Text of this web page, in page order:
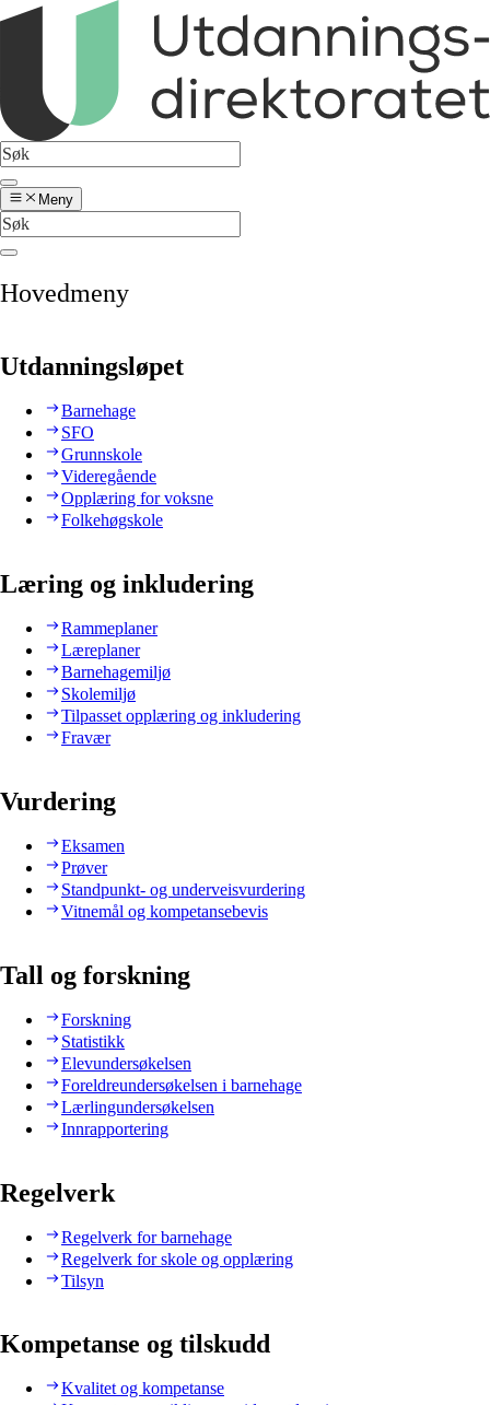
Meny
Hovedmeny
Utdanningsløpet
Barnehage
SFO
Grunnskole
Videregående
Opplæring for voksne
Folkehøgskole
Læring og inkludering
Rammeplaner
Læreplaner
Barnehagemiljø
Skolemiljø
Tilpasset opplæring og inkludering
Fravær
Vurdering
Eksamen
Prøver
Standpunkt- og underveisvurdering
Vitnemål og kompetansebevis
Tall og forskning
Forskning
Statistikk
Elevundersøkelsen
Foreldreundersøkelsen i barnehage
Lærlingundersøkelsen
Innrapportering
Regelverk
Regelverk for barnehage
Regelverk for skole og opplæring
Tilsyn
Kompetanse og tilskudd
Kvalitet og kompetanse